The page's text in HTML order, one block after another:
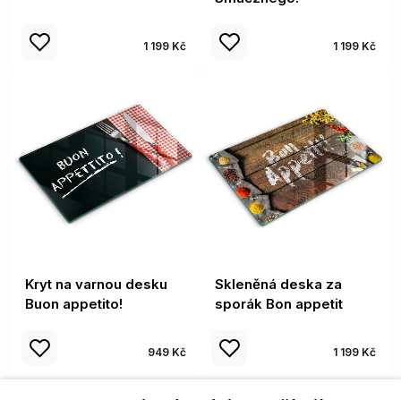
1 199 Kč 1 199 Kč
Kryt na varnou desku
Buon appetito!
949 Kč
Skleněná deska za
sporák Bon appetit
1 199 Kč